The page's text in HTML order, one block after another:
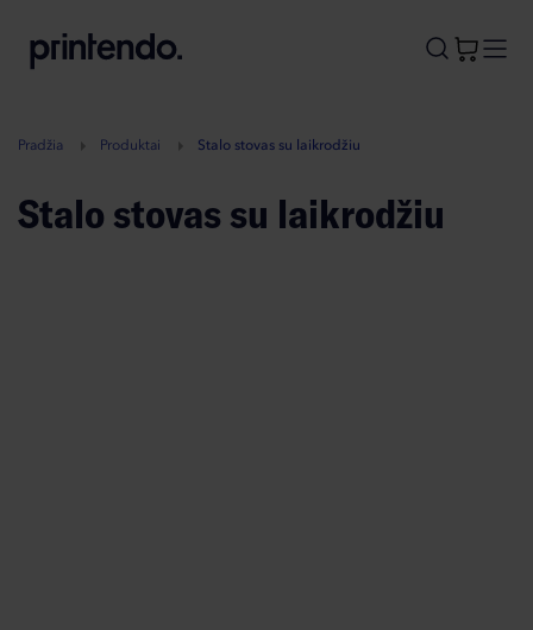
A
Pradžia Produktai Stalo stovas su laikrodžiu
Stalo stovas su laikrodžiu